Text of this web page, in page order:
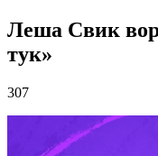
Леша Свик
тук»
307